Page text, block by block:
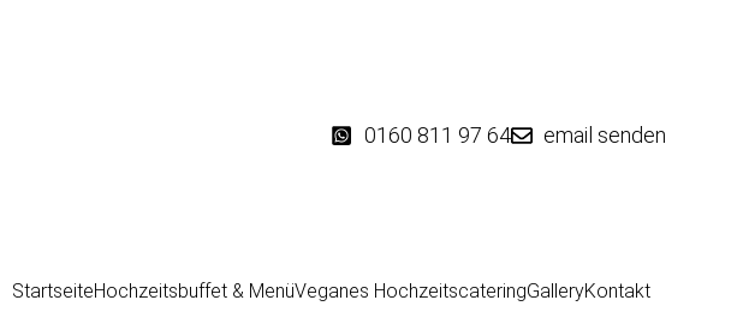
0160 811 97 64
email senden
StartseiteHochzeitsbuffet & MenüVeganes HochzeitscateringGalleryKontakt